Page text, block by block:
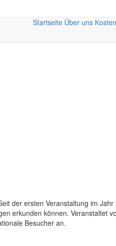
Startseite Über uns Kosten
der ersten Veranstaltung im
erkunden können. Veranstaltet
Besucher an.